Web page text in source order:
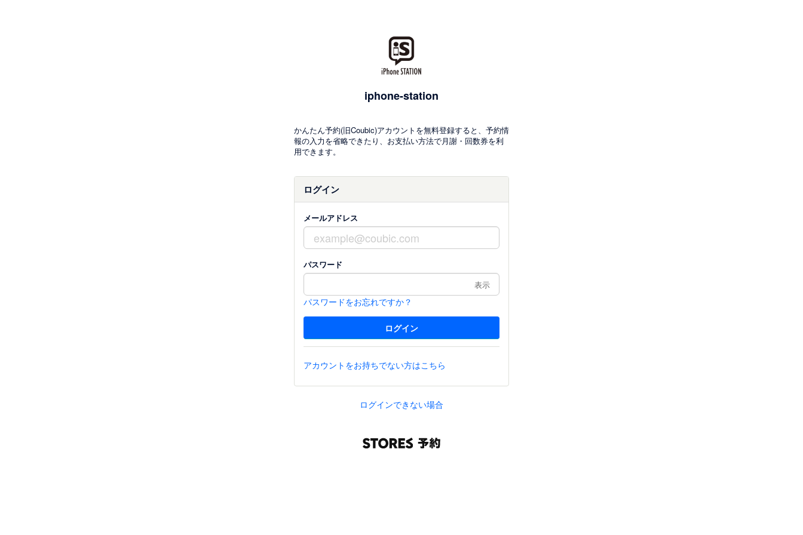
iphone-station
かんたん予約(旧Coubic)アカウントを無料登録すると、予約情
報の入力を省略できたり、お支払い方法で月謝・回数券を利
用できます。
ログイン
メールアドレス
パスワード
表示
パスワードをお忘れですか？
アカウントをお持ちでない方はこちら
ログインできない場合